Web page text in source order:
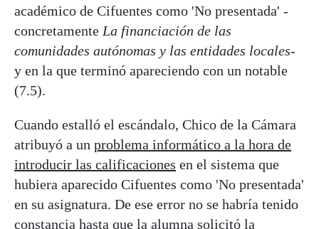
académico de Cifuentes como 'No presentada' -
concretamente La financiación de las
comunidades autónomas y las entidades locales-
y en la que terminó apareciendo con un notable
(7.5).
Cuando estalló el escándalo, Chico de la Cámara
atribuyó a un problema informático a la hora de
introducir las calificaciones en el sistema que
hubiera aparecido Cifuentes como 'No presentada'
en su asignatura. De ese error no se habría tenido
constancia hasta que la alumna solicitó la